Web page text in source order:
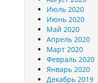
Июль 2020
Июнь 2020
Май 2020
Апрель 2020
Март 2020
Февраль 2020
Январь 2020
Декабрь 2019